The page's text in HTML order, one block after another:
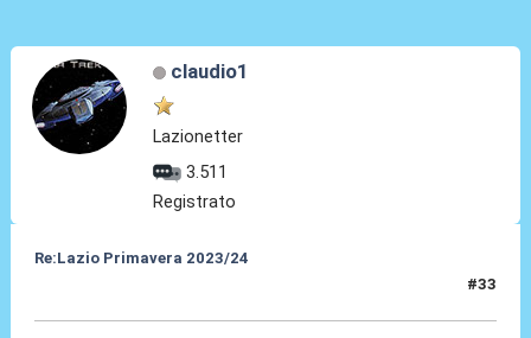
claudio1
Lazionetter
3.511
Registrato
Re:Lazio Primavera 2023/24
#33